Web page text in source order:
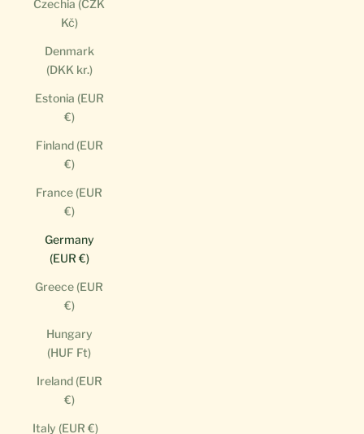
Czechia (CZK
Kč)
Denmark
(DKK kr.)
Estonia (EUR
€)
Finland (EUR
€)
France (EUR
€)
Germany
(EUR €)
Greece (EUR
€)
Hungary
(HUF Ft)
Ireland (EUR
€)
Italy (EUR €)